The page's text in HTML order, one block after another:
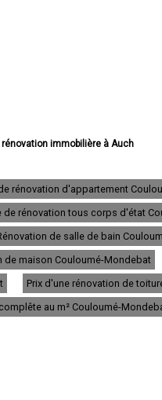
rénovation immobilière à Auch
immobilière à Fleurance
immobilière à Eauze
immobilière à Mirande
immobilière à Lectoure
immobilière à Vic-Fezensac
immobilière à Gimont
immobilière à Pavie
immobilière à Samatan
immobilière à Nogaro
immobilière à Lombez
rénovation d'appartement
de rénovation tous corps d'état
de salle de bain
de maison Couloumé-Mondebat
Prix d'une rénovation de
au m² Couloumé-